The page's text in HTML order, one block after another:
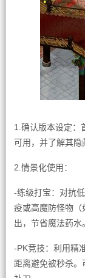
1.确认版本设定：
可用，并了解其隐
2.情景化使用：
-练级打宝：对抗
疫或高魔防怪物（
出，节省魔法药水。
-PK竞技：利用精
距离避免被秒杀